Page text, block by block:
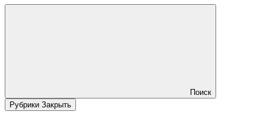
Поиск
Рубрики Закрыть